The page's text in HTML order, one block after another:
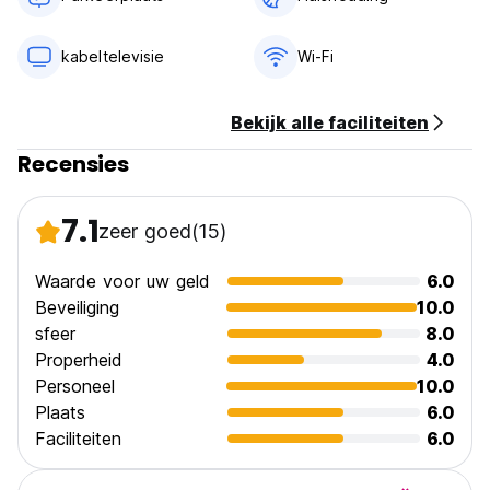
kabeltelevisie Wi-Fi
Bekijk alle faciliteiten
Recensies
7.1zeer goed(15)
Waarde voor uw geld
6.0
Beveiliging
10.0
sfeer
8.0
Properheid
4.0
Personeel
10.0
Plaats
6.0
Faciliteiten
6.0